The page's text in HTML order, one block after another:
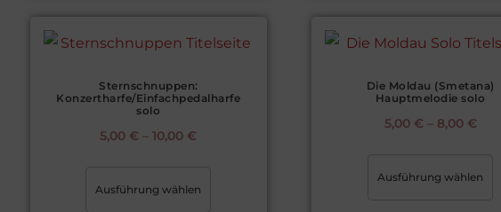
Sternschnuppen:
Konzertharfe/Einfachpedalharfe
solo
5,00 € –10,00 €
Ausführung wählen
Die Moldau (Smetana)
Hauptmelodie solo
5,00 € – 8,00 €
Ausführung wählen